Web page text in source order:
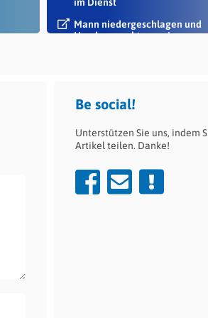
im Dienst
Mann niedergeschlagen und
Handy geraubt – zwei
Be social!
Unterstützen Sie uns, indem
Artikel teilen. Danke!